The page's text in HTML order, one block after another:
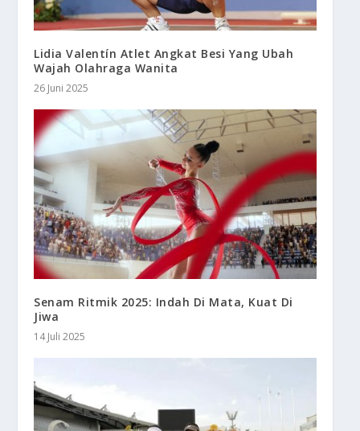
Lidia Valentín Atlet Angkat Besi Yang Ubah
Wajah Olahraga Wanita
26 Juni 2025
Senam Ritmik 2025: Indah Di Mata, Kuat Di
Jiwa
14 Juli 2025